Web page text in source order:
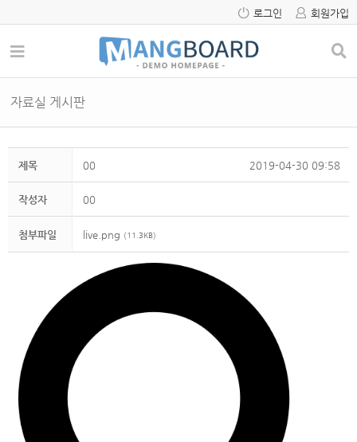
로그인 회원가입
자료실 게시판
제목 00 2019-04-30 09:58
작성자 00
첨부파일 live.png (11.3KB)